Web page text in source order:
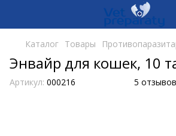
Каталог Товары
Энвайр для кошек, 10
Артикул: 000216 5 отзывов